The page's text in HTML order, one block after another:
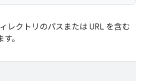
レクトリのパスまたは URL を含む
。